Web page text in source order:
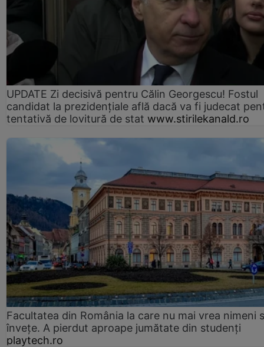
UPDATE Zi decisivă pentru Călin Georgescu! Fostul
candidat la prezidențiale află dacă va fi judecat
tentativă de lovitură de stat www.stirilekanald.ro
Facultatea din România la care nu mai vrea nimeni
înveţe. A pierdut aproape jumătate din studenţi
playtech.ro